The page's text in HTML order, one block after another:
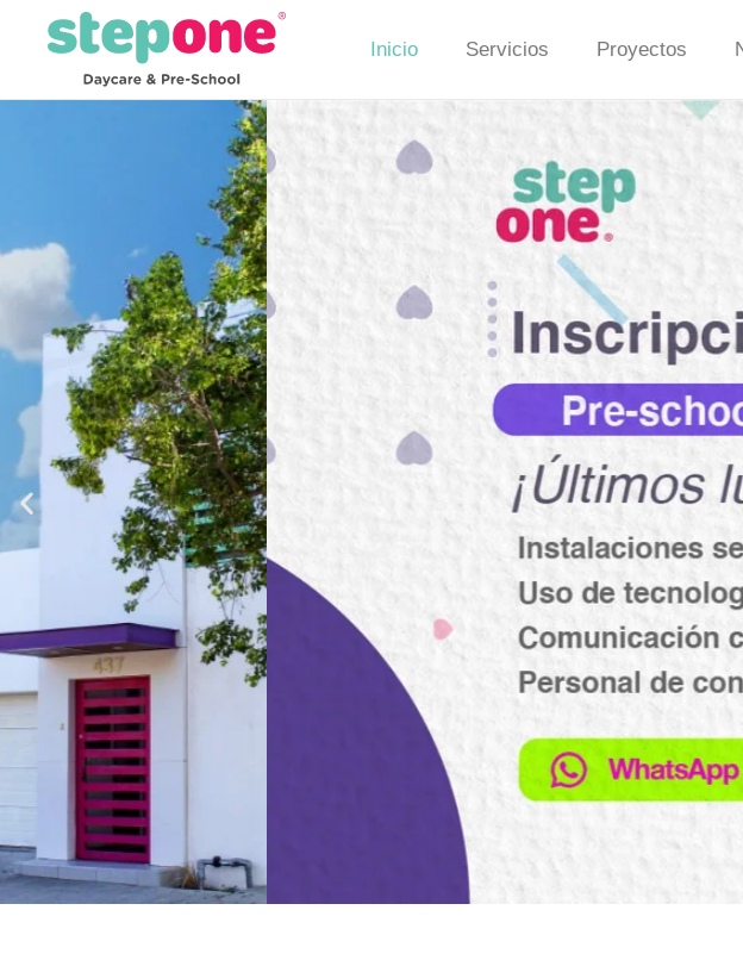
Inicio Servicios Proyectos